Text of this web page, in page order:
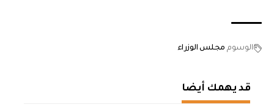
الوسوم مجلس الوزراء
قد يهمك أيضا